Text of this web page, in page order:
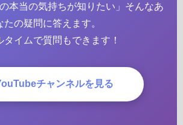
本当の気持ちが知りたい」そんなあ
たの疑問に答えます。
タイムで質問もできます！
チャンネルを見る